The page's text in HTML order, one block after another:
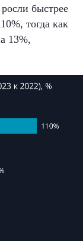
быстрее
тогда как
13%,